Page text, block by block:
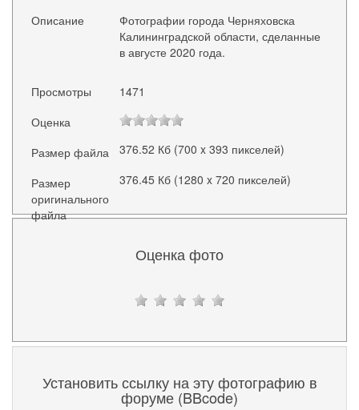
Описание
Фотографии города Черняховска
Калининградской области, сделанные
в августе 2020 года.
Просмотры
1471
Оценка
Размер файла
376.52 Кб (700 x 393 пикселей)
Размер
оригинального
файла
376.45 Кб (1280 x 720 пикселей)
Оценка фото
Установить ссылку на эту фотографию в
форуме (BBcode)